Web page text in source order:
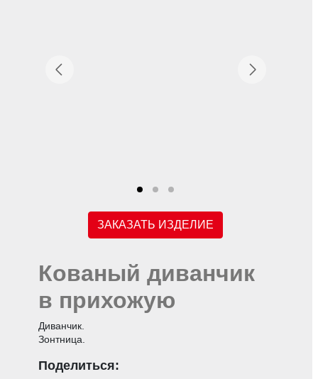
ЗАКАЗАТЬ ИЗДЕЛИЕ
Кованый диванчик
в прихожую
Диванчик.
Зонтница.